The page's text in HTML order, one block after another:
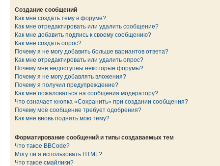
Создание сообщений
Как мне создать тему в форуме?
Как мне отредактировать или удалить сообщение?
Как мне добавить подпись к своему сообщению?
Как мне создать опрос?
Почему я не могу добавить больше вариантов ответа?
Как мне отредактировать или удалить опрос?
Почему мне недоступны некоторые форумы?
Почему я не могу добавлять вложения?
Почему я получил предупреждение?
Как мне пожаловаться на сообщения модератору?
Что означает кнопка «Сохранить» при создании сообщения?
Почему моё сообщение требует одобрения?
Как мне вновь поднять мою тему?
Форматирование сообщений и типы создаваемых тем
Что такое BBCode?
Могу ли я использовать HTML?
Что такое смайлики?